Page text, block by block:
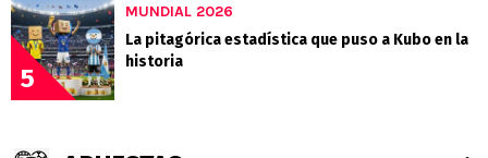
5
MUNDIAL 2026
La pitagórica estadística que puso a Kubo en la
historia